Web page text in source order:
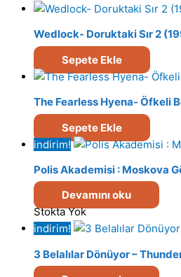
Wedlock- Doruktaki Sır 2
Sepete Ekle
The Fearless Hyena- Öfkeli
Sepete Ekle
indirim!
Polis Akademisi : Moskova
Devamını oku
Stokta Yok
indirim!
3 Belalılar Dönüyor –